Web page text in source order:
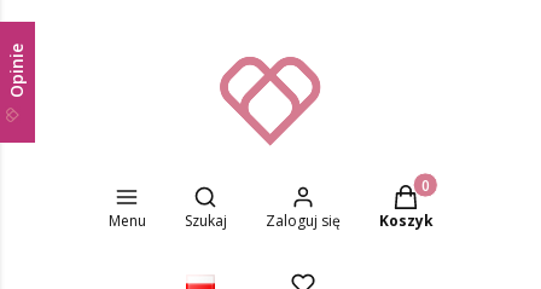
Menu
Otwórz wyszukiwarkę
Szukaj Zaloguj się
Produkty w
Koszyk
Opinie